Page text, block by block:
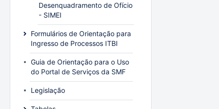
Desenquadramento de Ofício
- SIMEI
Formulários de Orientação para
Ingresso de Processos ITBI
Guia de Orientação para o Uso
do Portal de Serviços da SMF
Legislação